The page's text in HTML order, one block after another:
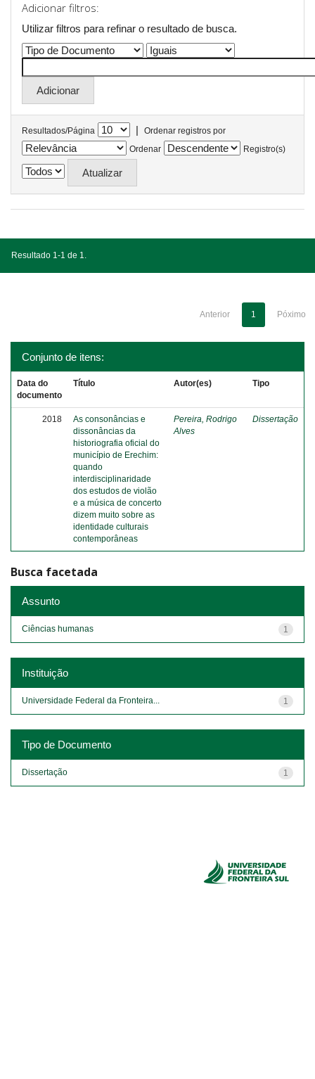
Adicionar filtros:
Utilizar filtros para refinar o resultado de busca.
Resultados/Página |
Ordenar registros por
Ordenar
Registro(s)
Resultado 1-1 de 1.
Anterior 1 Póximo
Conjunto de itens:
Data do
documento
Título Autor(es) Tipo
2018
As consonâncias e
dissonâncias da
historiografia oficial do
município de Erechim:
quando
interdisciplinaridade
dos estudos de violão
e a música de concerto
dizem muito sobre as
identidade culturais
contemporâneas
Pereira, Rodrigo
Alves
Dissertação
Busca facetada
Assunto
1
Ciências humanas
Instituição
1
Universidade Federal da Fronteira...
Tipo de Documento
1
Dissertação